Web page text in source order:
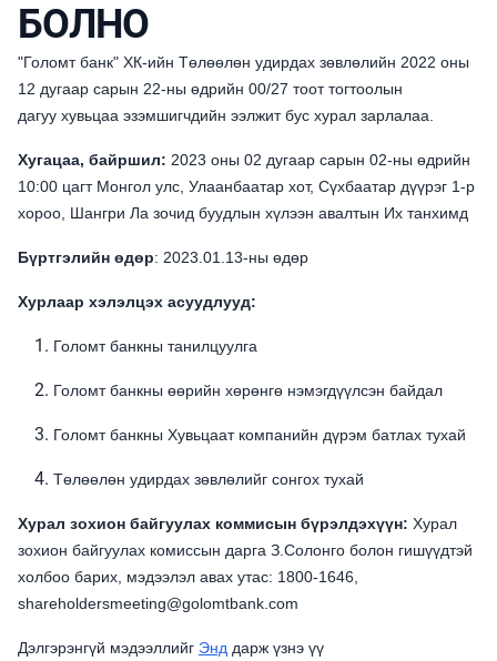
БОЛНО
"Голомт банк" ХК-ийн Төлөөлөн удирдах зөвлөлийн 2022 оны
12 дугаар сарын 22-ны өдрийн 00/27 тоот тогтоолын
дагуу хувьцаа эзэмшигчдийн ээлжит бус хурал зарлалаа.
Хугацаа, байршил: 2023 оны 02 дугаар сарын 02-ны өдрийн
10:00 цагт Монгол улс, Улаанбаатар хот, Сүхбаатар дүүрэг 1-р
хороо, Шангри Ла зочид буудлын хүлээн авалтын Их танхимд
Бүртгэлийн өдөр: 2023.01.13-ны өдөр
Хурлаар хэлэлцэх асуудлууд:
Голомт банкны танилцуулга
Голомт банкны өөрийн хөрөнгө нэмэгдүүлсэн байдал
Голомт банкны Хувьцаат компанийн дүрэм батлах тухай
Төлөөлөн удирдах зөвлөлийг сонгох тухай
Хурал зохион байгуулах коммисын бүрэлдэхүүн: Хурал
зохион байгуулах комиссын дарга З.Солонго болон гишүүдтэй
холбоо барих, мэдээлэл авах утас: 1800-1646,
shareholdersmeeting@golomtbank.com
Дэлгэрэнгүй мэдээллийг Энд дарж үзнэ үү